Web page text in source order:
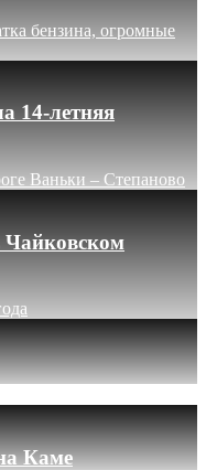
бензина, огромные
14-летняя
Ваньки – Степаново
Чайковском
Каме